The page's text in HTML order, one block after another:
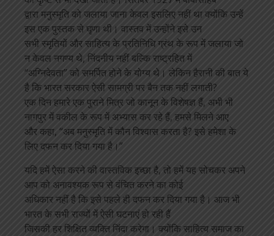
द्वारा मनुस्मृति को जलाया जाना केवल इसलिए नहीं था क्योंकि उन्हें
इस एक पुस्तक से घृणा थी। वास्तव में उन्होंने इसे उन
सभी स्मृतियों और साहित्य के प्रतिनिधि ग्रंथ के रूप में जलाया जो
न केवल नगण्य थे, निंदनीय नहीं बल्कि राष्ट्रहित में
“अग्निदेवता” को समर्पित होने के योग्य थे। लेकिन हैरानी की बात ये
है कि भारत सरकार ऐसी सामग्री पर बैन तक नहीं लगाती?
एक दिन हमारे एक पुराने मित्र जो कानून के विशेषज्ञ हैं, अभी भी
नागपुर में वकील के रूप में अभ्यास कर रहे हैं, हमसे मिलने आए
और कहा, “अब मनुस्मृति में कौन विश्वास करता है? इसे हमेशा के
लिए दफन कर दिया गया है।”
यदि हमें ऐसा करने की वास्तविक इच्छा है, तो हमें यह सोचकर अपने
आप को अनावश्यक रूप से वंचित करने का कोई
अधिकार नहीं है कि इसे पहले ही दफन कर दिया गया है। आज भी
भारत के सभी राज्यों में ऐसी घटनाएं हो रही हैं
जिसकी हर शिक्षित व्यक्ति निंदा करेगा। क्योंकि साहित्य समाज का